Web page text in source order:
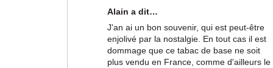
Alain a dit…
J'an ai un bon souvenir, qui est peut-être
enjolivé par la nostalgie. En tout cas il est
dommage que ce tabac de base ne soit
plus vendu en France, comme d'ailleurs le